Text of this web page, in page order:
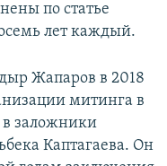
по статье
лет каждый.
Жапаров в 2018
митинга в
в заложники
Каптагаева. Он